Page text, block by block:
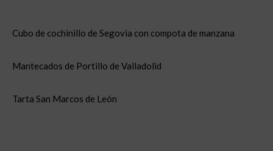
Cubo de cochinillo de Segovia con compota de manzana
Mantecados de Portillo de Valladolid
Tarta San Marcos de León